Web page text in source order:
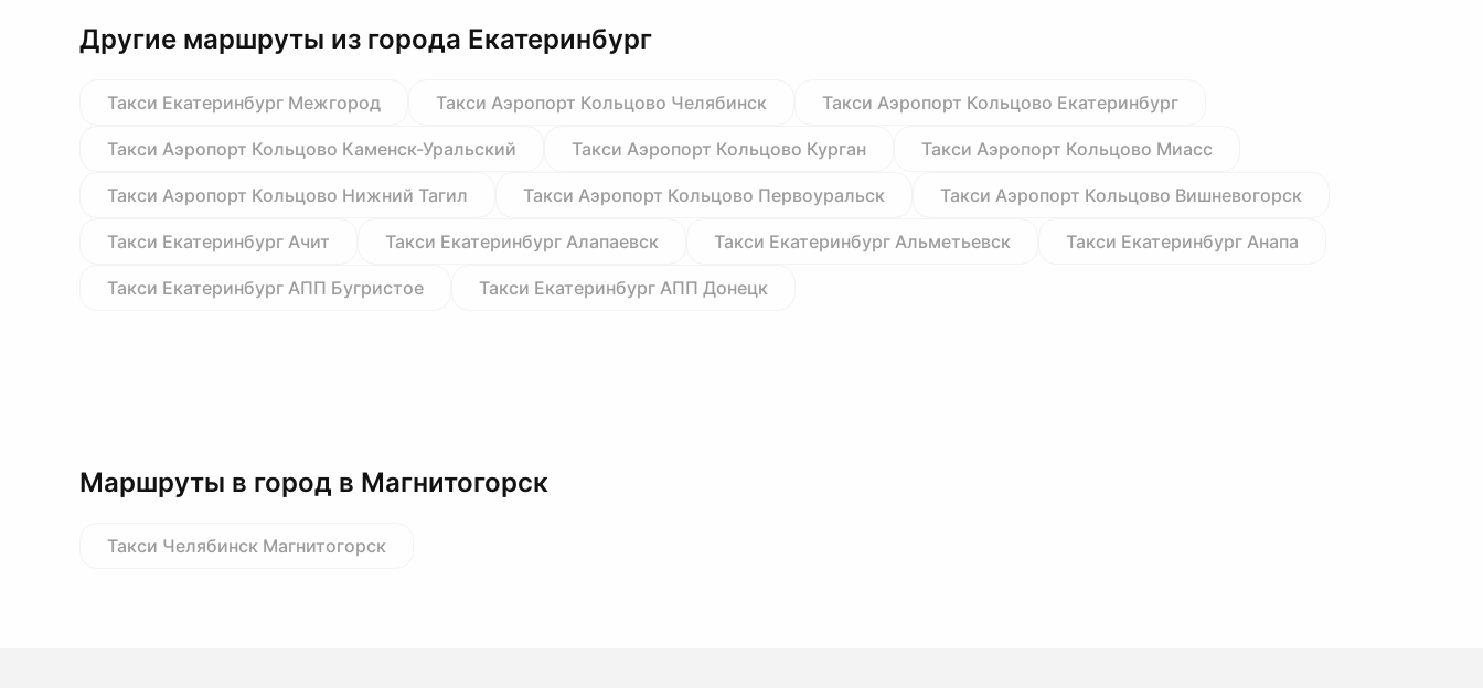
Другие маршруты из города Екатеринбург
Такси Екатеринбург Межгород Такси Аэропорт Кольцово Челябинск Такси Аэропорт Кольцово Екатеринбург
Такси Аэропорт Кольцово Каменск-Уральский Такси Аэропорт Кольцово Курган Такси Аэропорт Кольцово Миасс
Такси Аэропорт Кольцово Нижний Тагил Такси Аэропорт Кольцово Первоуральск Такси Аэропорт Кольцово Вишневогорск
Такси Екатеринбург Ачит Такси Екатеринбург Алапаевск Такси Екатеринбург Альметьевск Такси Екатеринбург Анапа
Такси Екатеринбург АПП Бугристое Такси Екатеринбург АПП Донецк
Маршруты в город в Магнитогорск
Такси Челябинск Магнитогорск